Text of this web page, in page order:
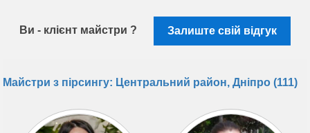
Ви - клієнт майстри ? Залиште свій відгук
Майстри з пірсингу: Центральний район, Дніпро (111)